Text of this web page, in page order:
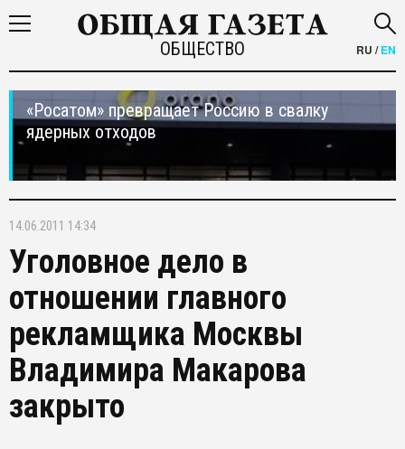
ОБЩЕСТВО RU /EN
«Росатом» превращает Россию в свалку
ядерных отходов
14.06.2011 14:34
Уголовное дело в
отношении главного
рекламщика Москвы
Владимира Макарова
закрыто